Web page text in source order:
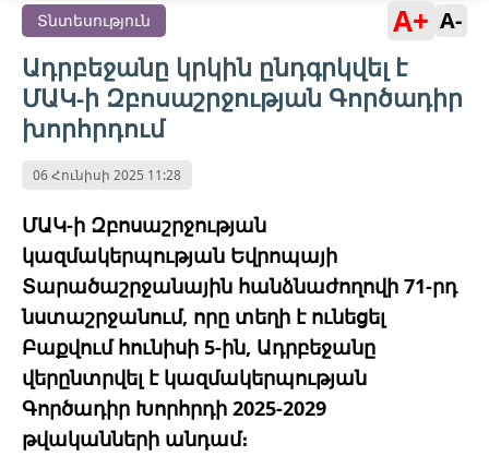
Տնտեսություն A+ A-
Ադրբեջանը կրկին ընդգրկվել է
ՄԱԿ-ի Զբոսաշրջության Գործադիր
խորհրդում
06 Հունիսի 2025 11:28
ՄԱԿ-ի Զբոսաշրջության
կազմակերպության Եվրոպայի
Տարածաշրջանային հանձնաժողովի 71-րդ
նստաշրջանում, որը տեղի է ունեցել
Բաքվում հունիսի 5-ին, Ադրբեջանը
վերընտրվել է կազմակերպության
Գործադիր Խորհրդի 2025-2029
թվականների անդամ։